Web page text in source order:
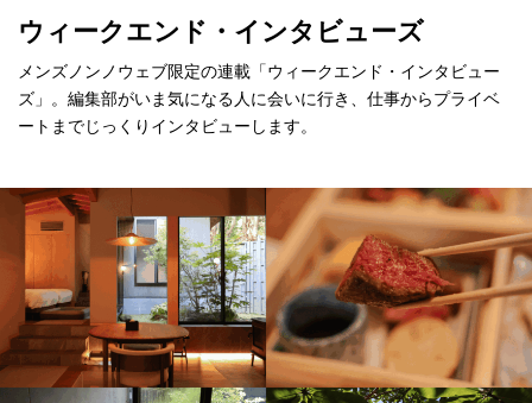
ウィークエンド・インタビューズ
メンズノンノウェブ限定の連載「ウィークエンド・インタビュー
ズ」。編集部がいま気になる人に会いに行き、仕事からプライベ
ートまでじっくりインタビューします。